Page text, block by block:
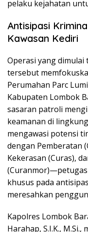
pelaku kejahatan
Antisipasi
Kawasan Kediri
Operasi yang dimulai
tersebut
Perumahan Parc
Kabupaten Lombok
sasaran patroli
keamanan di
mengawasi potensi
dengan Pemberatan
Kekerasan (Curas),
khusus pada
meresahkan
Kapolres Lombok
Harahap, S.I.K.,